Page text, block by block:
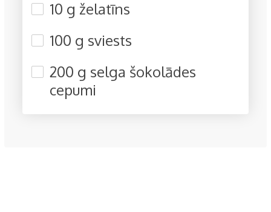
10 g želatīns
100 g sviests
200 g selga šokolādes
cepumi